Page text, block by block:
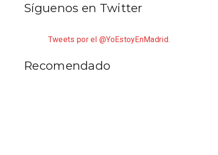
Síguenos en Twitter
Tweets por el @YoEstoyEnMadrid.
Recomendado